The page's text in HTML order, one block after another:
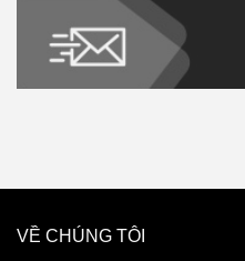
VỀ CHÚNG TÔI